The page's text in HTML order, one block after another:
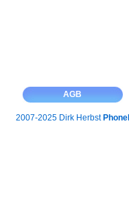
AGB
2007-2025 Dirk Herbst